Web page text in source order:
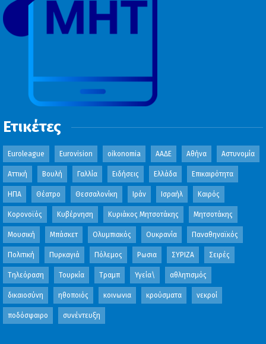
Ετικέτες
Euroleague Eurovision oikonomia ΑΑΔΕ Αθήνα Αστυνομία
Αττική Βουλή Γαλλία Ειδήσεις Ελλάδα Επικαιρότητα
ΗΠΑ Θέατρο Θεσσαλονίκη Ιράν Ισραήλ Καιρός
Κορονοϊός Κυβέρνηση Κυριάκος Μητσοτάκης Μητσοτάκης
Μουσική Μπάσκετ Ολυμπιακός Ουκρανία Παναθηναϊκός
Πολιτική Πυρκαγιά Πόλεμος Ρωσια ΣΥΡΙΖΑ Σειρές
Τηλεόραση Τουρκία Τραμπ Υγεία\ αθλητισμός
δικαιοσύνη ηθοποιός κοινωνια κρούσματα νεκροί
ποδόσφαιρο συνέντευξη